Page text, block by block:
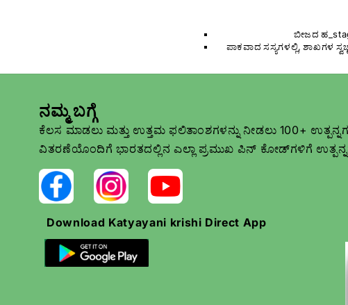
ಬೀಜದ
ಪಾಕವಾದ ಸಸ್ಯಗಳಲ್ಲಿ, ಶಾಖಗಳ
ನಮ್ಮ ಬಗ್ಗೆ
ಕೆಲಸ ಮಾಡಲು ಮತ್ತು ಉತ್ತಮ ಫಲಿತಾಂಶಗಳನ್ನು ನೀಡಲು 100+
ವಿತರಣೆಯೊಂದಿಗೆ ಭಾರತದಲ್ಲಿನ ಎಲ್ಲಾ ಪ್ರಮುಖ ಪಿನ್ ಕೋಡ್‌ಗಳಿಗೆ
Download Katyayani krishi Direct App